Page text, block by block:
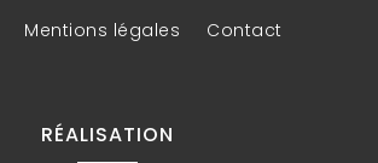
Mentions légales Contact
RÉALISATION